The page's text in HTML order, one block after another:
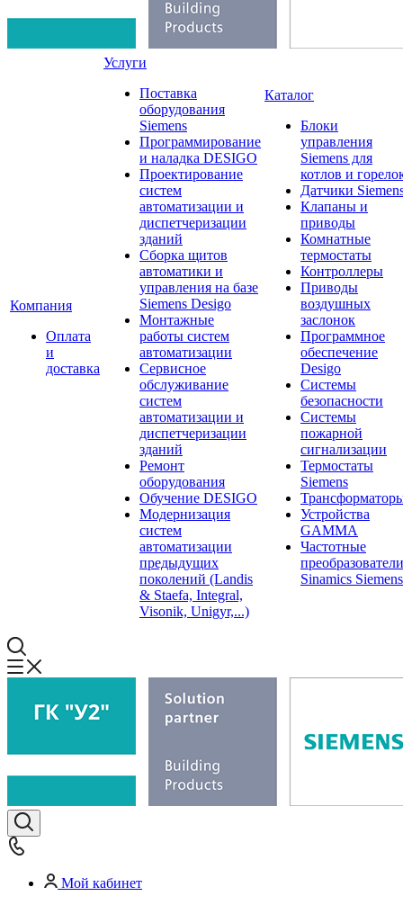
Компания
Оплата
и
доставка
Услуги
Поставка
оборудования
Siemens
Программирование
и наладка DESIGO
Проектирование
систем
автоматизации и
диспетчеризации
зданий
Сборка щитов
автоматики и
управления на базе
Siemens Desigo
Монтажные
работы систем
автоматизации
Сервисное
обслуживание
систем
автоматизации и
диспетчеризации
зданий
Ремонт
оборудования
Обучение DESIGO
Модернизация
систем
автоматизации
предыдущих
поколений (Landis
& Staefa, Integral,
Visonik, Unigyr,...)
Каталог
Блоки
управления
Siemens для
котлов и
Датчики
Клапаны и
приводы
Комнатные
термостаты
Контроллеры
Приводы
воздушных
заслонок
Программное
обеспечение
Desigo
Системы
безопасности
Системы
пожарной
сигнализации
Термостаты
Siemens
Устройства
GAMMA
Частотные
преобразователи
Sinamics Siemens
Мой кабинет